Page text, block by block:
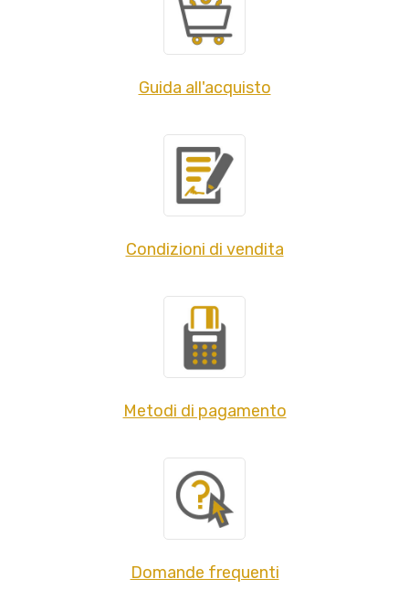
Guida all'acquisto
Condizioni di vendita
Metodi di pagamento
Domande frequenti